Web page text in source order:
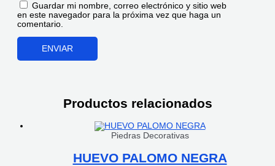
Guardar mi nombre, correo electrónico y sitio web
en este navegador para la próxima vez que haga un
comentario.
Productos relacionados
Piedras Decorativas
HUEVO PALOMO NEGRA